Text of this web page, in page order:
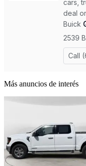
Más anuncios de interés